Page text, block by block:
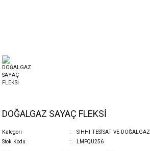
DOĞALGAZ SAYAÇ FLEKSİ
Kategori
SIHHI TESİSAT VE DOĞALGAZ
Stok Kodu
LMPQU256